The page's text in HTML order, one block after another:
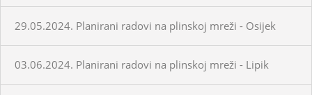
29.05.2024. Planirani radovi na plinskoj mreži - Osijek
03.06.2024. Planirani radovi na plinskoj mreži - Lipik